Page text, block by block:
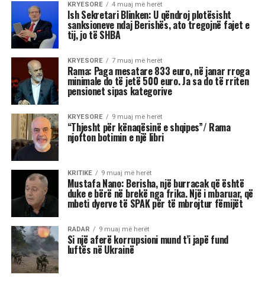
KRYESORE 4 muaj më herët
Ish Sekretari Blinken: U qëndroj plotësisht
sanksioneve ndaj Berishës, ato tregojnë fajet e
tij, jo të SHBA
KRYESORE 7 muaj më herët
Rama: Paga mesatare 833 euro, në janar rroga
minimale do të jetë 500 euro. Ja sa do të rriten
pensionet sipas kategorive
KRYESORE 9 muaj më herët
“Thjesht për kënaqësinë e shqipes”/ Rama
njofton botimin e një libri
KRITIKE 9 muaj më herët
Mustafa Nano: Berisha, një burracak që është
duke e bërë në brekë nga frika. Një i mbaruar, që
mbeti dyerve të SPAK për të mbrojtur fëmijët
RADAR 9 muaj më herët
Si një aferë korrupsioni mund t’i japë fund
luftës në Ukrainë